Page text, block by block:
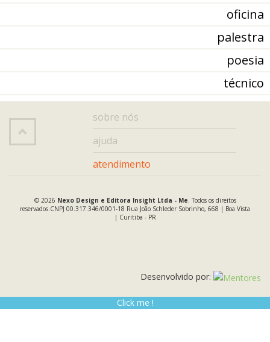
oficina
palestra
poesia
técnico
sobre nós
ajuda
atendimento
© 2026 Nexo Design e Editora Insight Ltda - Me Todos os direitos
reservados. CNPJ 00.317.346/0001-18 Rua João Schleder Sobrinho, 668 | Boa Vista
| Curitiba - PR
Desenvolvido por:
Click me !